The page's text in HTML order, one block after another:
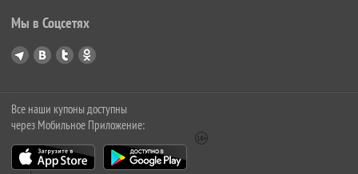
Мы в Соцсетях
Все наши купоны доступны
через Мобильное Приложение: